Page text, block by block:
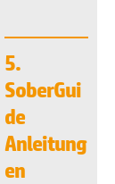
5.
SoberGui
de
Anleitung
en